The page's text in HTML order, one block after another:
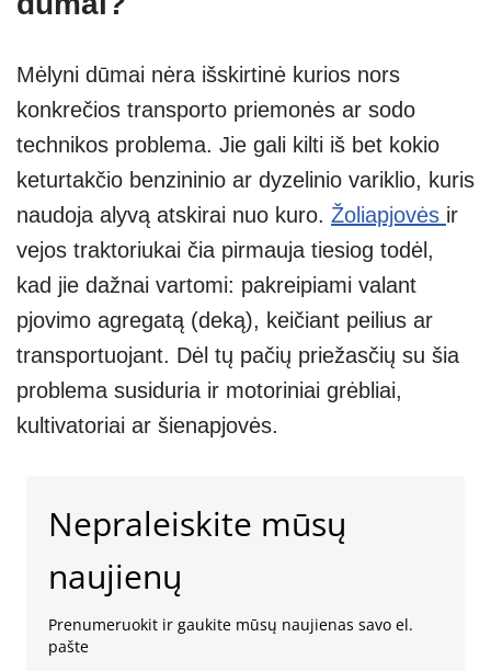
Mėlyni dūmai nėra išskirtinė kurios nors
konkrečios transporto priemonės ar sodo
technikos problema. Jie gali kilti iš bet kokio
keturtakčio benzininio ar dyzelinio variklio, kuris
naudoja alyvą atskirai nuo kuro. Žoliapjovės ir
vejos traktoriukai čia pirmauja tiesiog todėl,
kad jie dažnai vartomi: pakreipiami valant
pjovimo agregatą (deką), keičiant peilius ar
transportuojant. Dėl tų pačių priežasčių su šia
problema susiduria ir motoriniai grėbliai,
kultivatoriai ar šienapjovės.
Nepraleiskite mūsų
naujienų
Prenumeruokit ir gaukite mūsų naujienas savo el.
pašte